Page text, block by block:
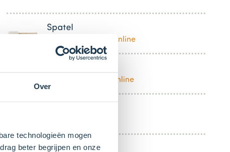
Over
technologieën mogen
beter begrijpen en onze
Spatel
Bestel dit product online
Bestel dit product online